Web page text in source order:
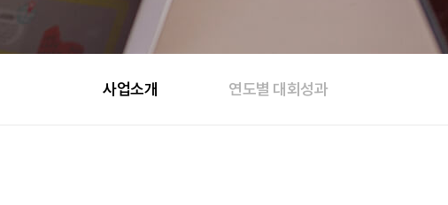
사업소개 연도별 대회성과